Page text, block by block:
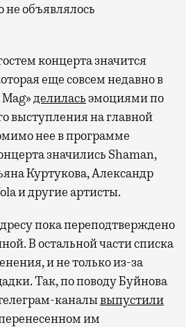
объявлялось
концерта значится
еще совсем недавно в
делиласьэмоциями по
выступления на главной
нее в программе
значились Shaman,
Куртукова, Александр
и другие артисты.
пока переподтверждено
В остальной части списка
и не только из-за
Так, по поводу Буйнова
каналывыпустили
им